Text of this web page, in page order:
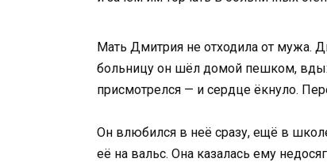
Мать Дмитрия не отходила от мужа.
больницу он шёл домой пешком,
присмотрелся — и сердце ёкнуло.
Он влюбился в неё сразу, ещё в
её на вальс. Она казалась ему